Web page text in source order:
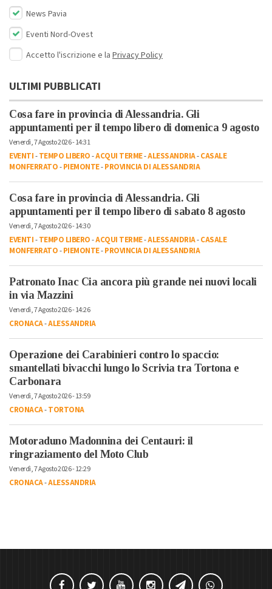
News Pavia
Eventi Nord-Ovest
Accetto l'iscrizione e la Privacy Policy
ULTIMI PUBBLICATI
Cosa fare in provincia di Alessandria. Gli
appuntamenti per il tempo libero di domenica 9 agosto
Venerdì, 7 Agosto 2026 - 14:31
EVENTI-TEMPO LIBERO-ACQUI TERME-ALESSANDRIA-CASALE
MONFERRATO-PIEMONTE-PROVINCIA DI ALESSANDRIA
Cosa fare in provincia di Alessandria. Gli
appuntamenti per il tempo libero di sabato 8 agosto
Venerdì, 7 Agosto 2026 - 14:30
EVENTI-TEMPO LIBERO-ACQUI TERME-ALESSANDRIA-CASALE
MONFERRATO-PIEMONTE-PROVINCIA DI ALESSANDRIA
Patronato Inac Cia ancora più grande nei nuovi locali
in via Mazzini
Venerdì, 7 Agosto 2026 - 14:26
CRONACA-ALESSANDRIA
Operazione dei Carabinieri contro lo spaccio:
smantellati bivacchi lungo lo Scrivia tra Tortona e
Carbonara
Venerdì, 7 Agosto 2026 - 13:59
CRONACA-TORTONA
Motoraduno Madonnina dei Centauri: il
ringraziamento del Moto Club
Venerdì, 7 Agosto 2026 - 12:29
CRONACA-ALESSANDRIA